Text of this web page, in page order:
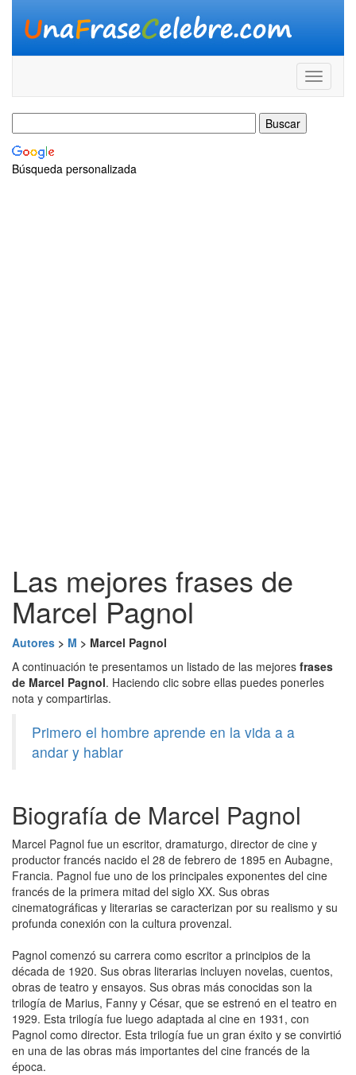
Búsqueda personalizada
Las mejores frases de
Marcel Pagnol
Autores > M > Marcel Pagnol
A continuación te presentamos un listado de las mejores frases
de Marcel Pagnol. Haciendo clic sobre ellas puedes ponerles
nota y compartirlas.
Primero el hombre aprende en la vida a a
andar y hablar
Biografía de Marcel Pagnol
Marcel Pagnol fue un escritor, dramaturgo, director de cine y
productor francés nacido el 28 de febrero de 1895 en Aubagne,
Francia. Pagnol fue uno de los principales exponentes del cine
francés de la primera mitad del siglo XX. Sus obras
cinematográficas y literarias se caracterizan por su realismo y su
profunda conexión con la cultura provenzal.
Pagnol comenzó su carrera como escritor a principios de la
década de 1920. Sus obras literarias incluyen novelas, cuentos,
obras de teatro y ensayos. Sus obras más conocidas son la
trilogía de Marius, Fanny y César, que se estrenó en el teatro en
1929. Esta trilogía fue luego adaptada al cine en 1931, con
Pagnol como director. Esta trilogía fue un gran éxito y se convirtió
en una de las obras más importantes del cine francés de la
época.